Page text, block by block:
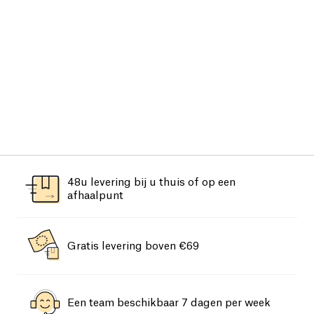
48u levering bij u thuis of op een
afhaalpunt
Gratis levering boven €69
Een team beschikbaar 7 dagen per week